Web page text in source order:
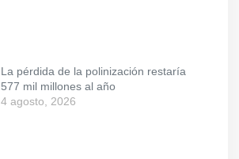
La pérdida de la polinización restaría
577 mil millones al año
4 agosto, 2026